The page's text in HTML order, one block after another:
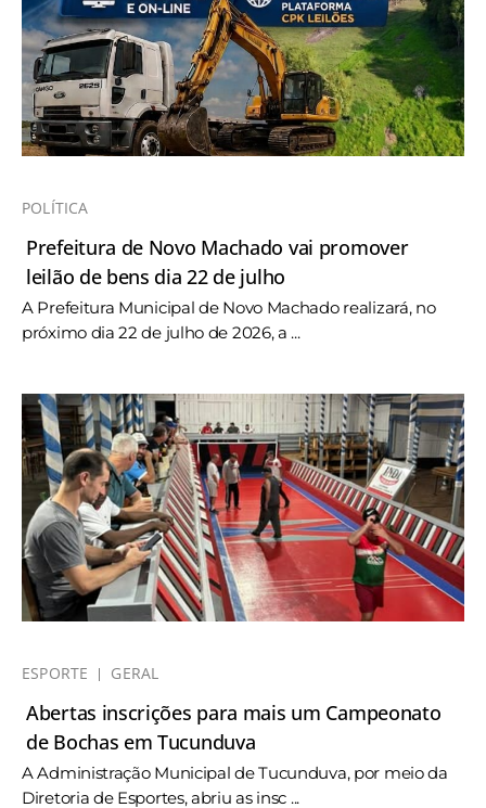
POLÍTICA
Prefeitura de Novo Machado vai promover
leilão de bens dia 22 de julho
A Prefeitura Municipal de Novo Machado realizará, no
próximo dia 22 de julho de 2026, a ...
ESPORTE GERAL
Abertas inscrições para mais um Campeonato
de Bochas em Tucunduva
A Administração Municipal de Tucunduva, por meio da
Diretoria de Esportes, abriu as insc ...